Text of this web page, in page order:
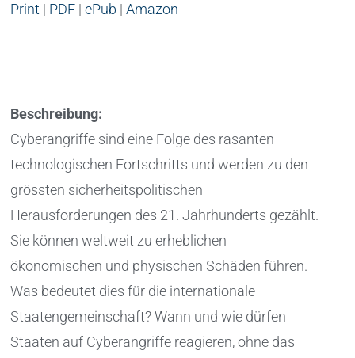
Print | PDF |ePub |Amazon
Beschreibung:
Cyberangriffe sind eine Folge des rasanten
technologischen Fortschritts und werden zu den
grössten sicherheitspolitischen
Herausforderungen des 21. Jahrhunderts gezählt.
Sie können weltweit zu erheblichen
ökonomischen und physischen Schäden führen.
Was bedeutet dies für die internationale
Staatengemeinschaft? Wann und wie dürfen
Staaten auf Cyberangriffe reagieren, ohne das